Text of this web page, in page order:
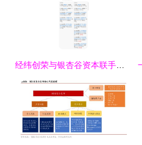
经纬创荣与银杏谷资本联手投资数列科技，赋能计算机软硬件技术开发新篇章